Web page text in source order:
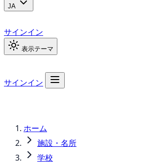
JA
サインイン
表示テーマ
サインイン
ホーム
施設・名所
学校